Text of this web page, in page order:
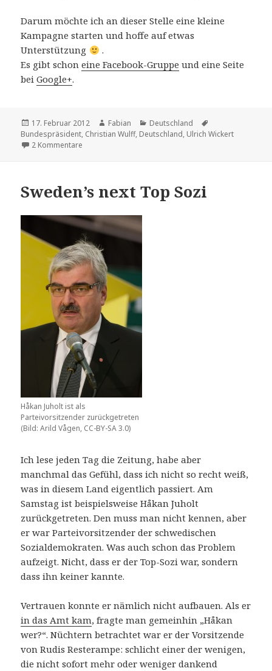
Darum möchte ich an dieser Stelle eine kleine
Kampagne starten und hoffe auf etwas
Unterstützung
.
Es gibt schoneine Facebook-Gruppe und eine Seite
beiGoogle+.
Veröffentlicht
am
17. Februar 2012 Autor
Fabian Kategorien
Deutschland
Bundespräsident, Christian Wulff, Deutschland, Ulrich Wickert
2 Kommentare
Sweden’s next Top Sozi
Håkan Juholt ist als
Parteivorsitzender zurückgetreten
(Bild: Arild Vågen, CC-BY-SA 3.0)
Ich lese jeden Tag die Zeitung, habe aber
manchmal das Gefühl, dass ich nicht so recht weiß,
was in diesem Land eigentlich passiert. Am
Samstag ist beispielsweise Håkan Juholt
zurückgetreten. Den muss man nicht kennen, aber
er war Parteivorsitzender der schwedischen
Sozialdemokraten. Was auch schon das Problem
aufzeigt. Nicht, dass er der Top-Sozi war, sondern
dass ihn keiner kannte.
Vertrauen konnte er nämlich nicht aufbauen. Als er
in das Amt kam, fragte man gemeinhin „Håkan
wer?“. Nüchtern betrachtet war er der Vorsitzende
von Rudis Resterampe: schlicht einer der wenigen,
die nicht sofort mehr oder weniger dankend